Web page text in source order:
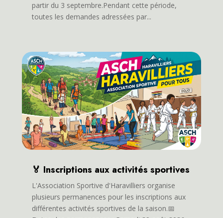
partir du 3 septembre.Pendant cette période,
toutes les demandes adressées par...
🏅 Inscriptions aux activités sportives
L'Association Sportive d'Haravilliers organise
plusieurs permanences pour les inscriptions aux
différentes activités sportives de la saison.📅